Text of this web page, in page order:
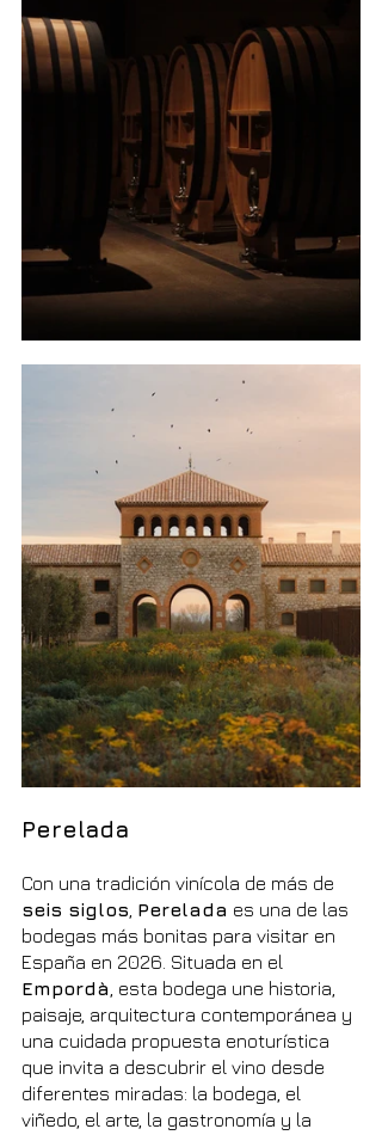
Perelada
Con una tradición vinícola de más de
seis siglos Perelada es una de las
bodegas más bonitas para visitar en
España en 2026. Situada en el
Empordà , esta bodega une historia,
paisaje, arquitectura contemporánea y
una cuidada propuesta enoturística
que invita a descubrir el vino desde
diferentes miradas: la bodega, el
viñedo, el arte, la gastronomía y la